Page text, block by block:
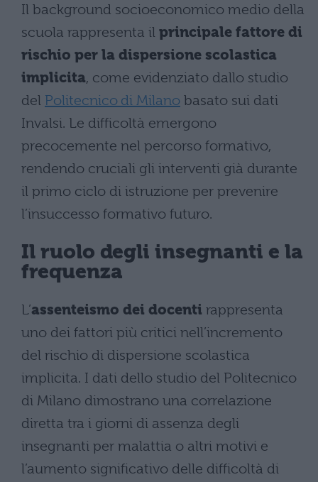
Il background socioeconomico medio della
scuola rappresenta il principale fattore di
rischio per la dispersione scolastica
implicita, come evidenziato dallo studio
del Politecnico di Milano basato sui dati
Invalsi. Le difficoltà emergono
precocemente nel percorso formativo,
rendendo cruciali gli interventi già durante
il primo ciclo di istruzione per prevenire
l’insuccesso formativo futuro.
Il ruolo degli insegnanti e la
frequenza
L’assenteismo dei docenti rappresenta
uno dei fattori più critici nell’incremento
del rischio di dispersione scolastica
implicita. I dati dello studio del Politecnico
di Milano dimostrano una correlazione
diretta tra i giorni di assenza degli
insegnanti per malattia o altri motivi e
l’aumento significativo delle difficoltà di